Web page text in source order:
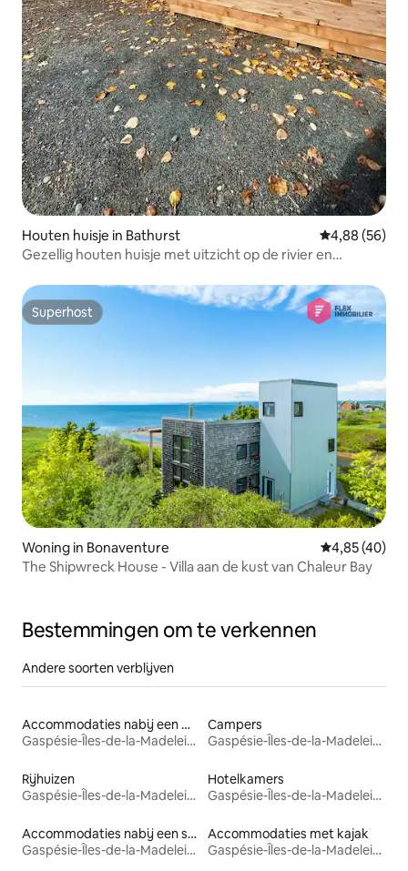
Houten huisje in Bathurst Gemiddelde
4,88 (56)
Gezellig houten huisje met uitzicht op de rivier en
Superhost
Superhost
Woning in Bonaventure Gemiddelde
4,85 (40)
The Shipwreck House - Villa aan de kust van Chaleur Bay
Bestemmingen om te verkennen
Andere soorten verblijven
Accommodaties nabij een meer
Gaspésie-Îles-de-la-Madeleine
Campers
Gaspésie-Îles-de-la-Madeleine
Rijhuizen
Gaspésie-Îles-de-la-Madeleine
Hotelkamers
Gaspésie-Îles-de-la-Madeleine
Accommodaties nabij een strand
Gaspésie-Îles-de-la-Madeleine
Accommodaties met kajak
Gaspésie-Îles-de-la-Madeleine